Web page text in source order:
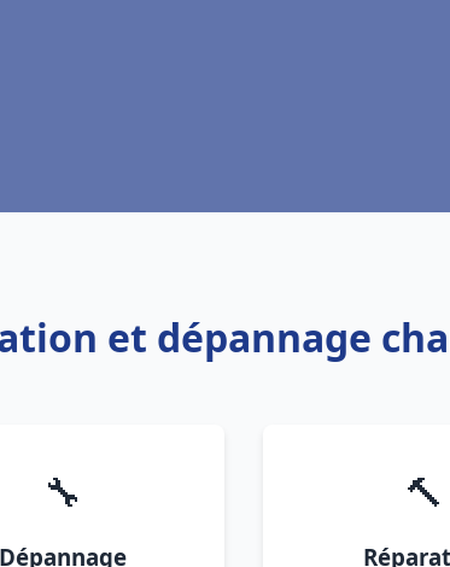
et dépannage
🔧
Dépannage
🔨